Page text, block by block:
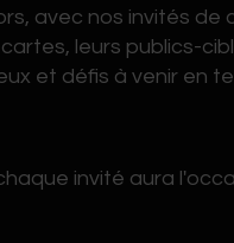
avec nos invités de
leurs publics-
et défis à venir en
invité aura